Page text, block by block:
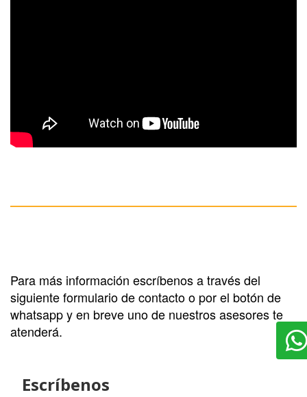
Para más información escríbenos a través del
siguiente formulario de contacto o por el botón de
whatsapp y en breve uno de nuestros asesores te
atenderá.
Escríbenos